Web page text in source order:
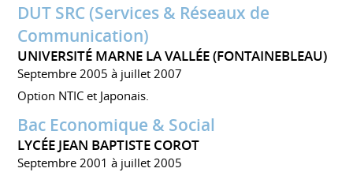
DUT SRC (Services & Réseaux de
Communication)
UNIVERSITÉ MARNE LA VALLÉE (FONTAINEBLEAU)
Septembre 2005 à juillet 2007
Option NTIC et Japonais.
Bac Economique & Social
LYCÉE JEAN BAPTISTE COROT
Septembre 2001 à juillet 2005